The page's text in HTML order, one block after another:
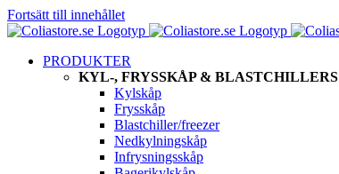
Fortsätt till innehållet
PRODUKTER
KYL-, FRYSSKÅP & BLASTCHILLERS
Kylskåp
Frysskåp
Blastchiller/freezer
Nedkylningskåp
Infrysningsskåp